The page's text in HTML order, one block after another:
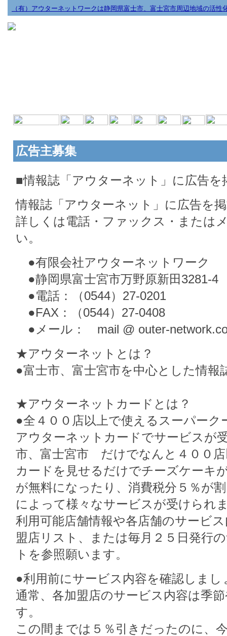
（有）アウターネットワークは静岡県富士市、富士宮市周辺地域の活性
広告主募集
■情報誌「アウターネット」に広告を
情報誌「アウターネット」に広告を
詳しくは電話・ファックス・または
い。
●有限会社アウターネットワーク
●静岡県富士宮市万野原新田3281-4
●電話：（0544）27-0201
●FAX：（0544）27-0408
●メール： mail @ outer-
★アウターネットとは？
●富士市、富士宮市を中心とした情報
★アウターネットカードとは？
●全４００店以上で使えるスーパーク
アウターネットカードでサービスが
市、富士宮市 だけでなんと４００店
カードを見せるだけでチーズケーキ
が無料になったり、消費税分５％が
によって様々なサービスが受けられ
利用可能店舗情報や各店舗のサービ
盟店リスト、または毎月２５日発行
トを参照願います。
●利用前にサービス内容を確認しまし
通常、各加盟店のサービス内容は季
す。
この間までは５％引きだったのに、